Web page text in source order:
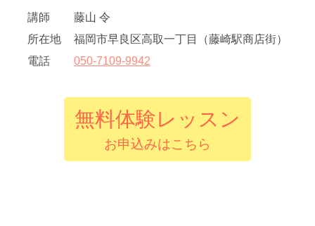
講師
藤山 令
所在地
福岡市早良区高取一丁目（藤崎駅商店街）
電話
050-7109-9942
無料体験レッスン
お申込みはこちら